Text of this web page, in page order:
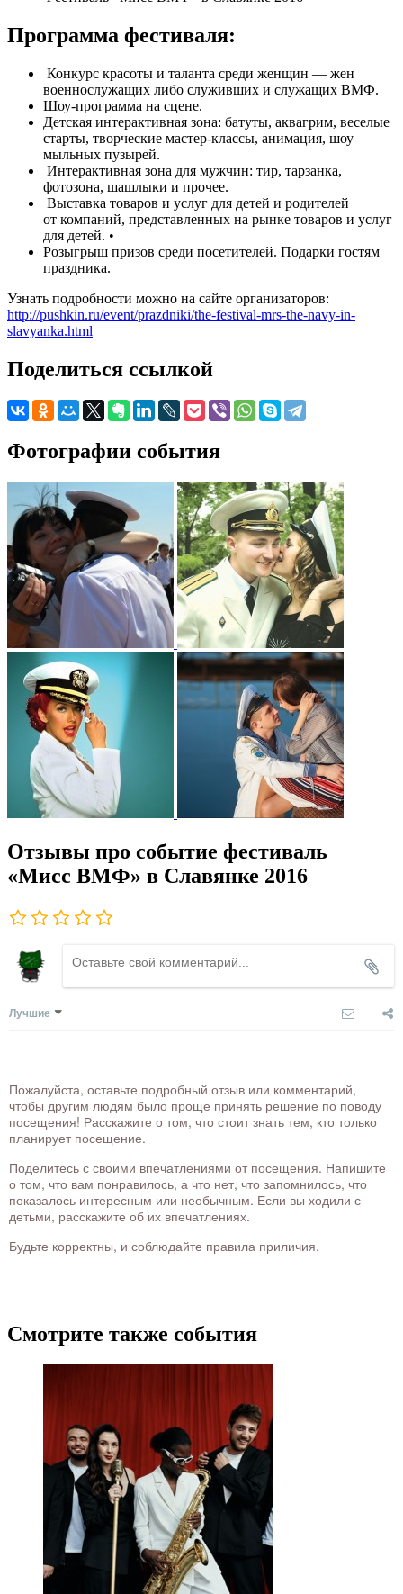
Программа фестиваля:
Конкурс красоты и таланта среди женщин — жен
военнослужащих либо служивших и служащих ВМФ.
Шоу-программа на сцене.
Детская интерактивная зона: батуты, аквагрим, веселые
старты, творческие мастер-классы, анимация, шоу
мыльных пузырей.
Интерактивная зона для мужчин: тир, тарзанка,
фотозона, шашлыки и прочее.
Выставка товаров и услуг для детей и родителей
от компаний, представленных на рынке товаров и услуг
для детей. •
Розыгрыш призов среди посетителей. Подарки гостям
праздника.
Узнать подробности можно на сайте организаторов:
http://pushkin.ru/event/prazdniki/the-festival-mrs-the-navy-in-
slavyanka.html
Поделиться ссылкой
Фотографии события
Отзывы про событие фестиваль
«Мисс ВМФ» в Славянке 2016
Лучшие
Пожалуйста, оставьте подробный отзыв или комментарий,
чтобы другим людям было проще принять решение по поводу
посещения! Расскажите о том, что стоит знать тем, кто только
планирует посещение.
Поделитесь с своими впечатлениями от посещения. Напишите
о том, что вам понравилось, а что нет, что запомнилось, что
показалось интересным или необычным. Если вы ходили с
детьми, расскажите об их впечатлениях.
Будьте корректны, и соблюдайте правила приличия.
Смотрите также события